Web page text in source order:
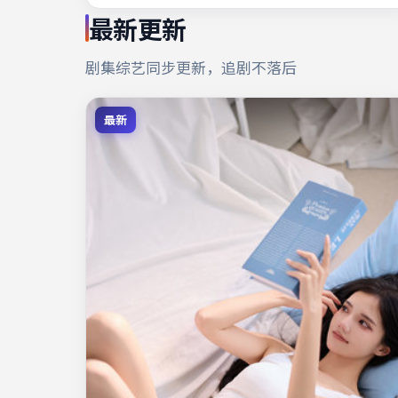
最新更新
剧集综艺同步更新，追剧不落后
最新